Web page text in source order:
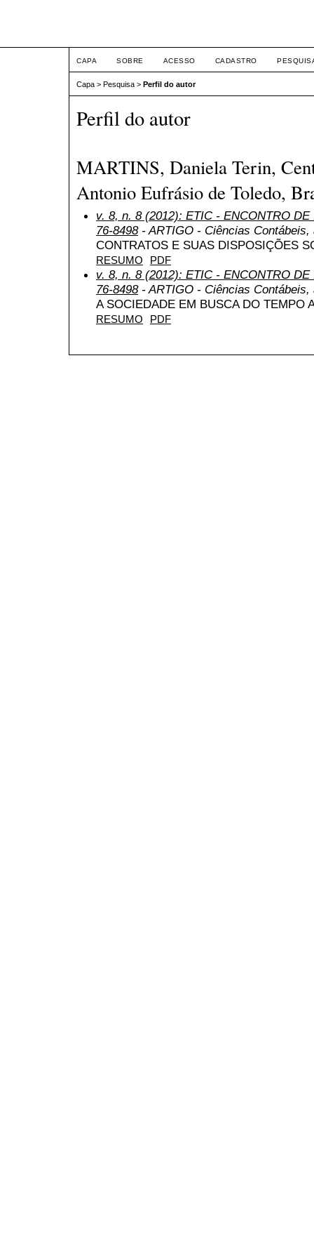
CAPA SOBRE ACESSO CADASTRO
Capa > Pesquisa > Perfil do autor
Perfil do autor
MARTINS, Daniela Terin,
Antonio Eufrásio de Toledo,
v. 8, n. 8 (2012): ETIC - ENCONTRO
76-8498- ARTIGO - Ciências Contábeis,
CONTRATOS E SUAS DISPOSIÇÕES
RESUMO PDF
v. 8, n. 8 (2012): ETIC - ENCONTRO
76-8498- ARTIGO - Ciências Contábeis,
A SOCIEDADE EM BUSCA DO TEMPO
RESUMO PDF